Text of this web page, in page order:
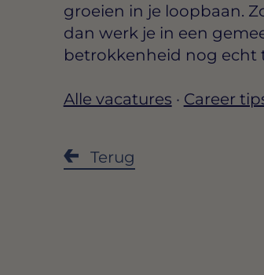
groeien in je loopbaan.
dan werk je in een
betrokkenheid nog echt
Alle vacatures · Career
Terug